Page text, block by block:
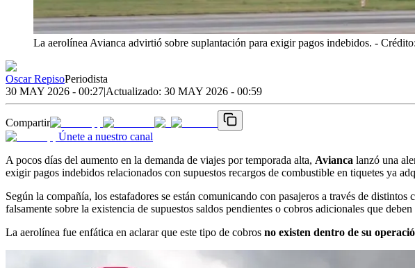
La aerolínea Avianca advirtió sobre suplantación para exigir pagos indebidos. -
Oscar RepisoPeriodista
30 MAY 2026 - 00:27|Actualizado: 30 MAY 2026 - 00:59
Compartir
Únete a nuestro canal
A pocos días del aumento en la demanda de viajes por temporada alta, Avianca lanzó una
exigir pagos indebidos relacionados con supuestos recargos de combustible en tiquetes ya
Según la compañía, los estafadores se están comunicando con pasajeros a través de
falsamente sobre la existencia de supuestos saldos pendientes o cobros adicionales que
La aerolínea fue enfática en aclarar que este tipo de cobros no existen dentro de su